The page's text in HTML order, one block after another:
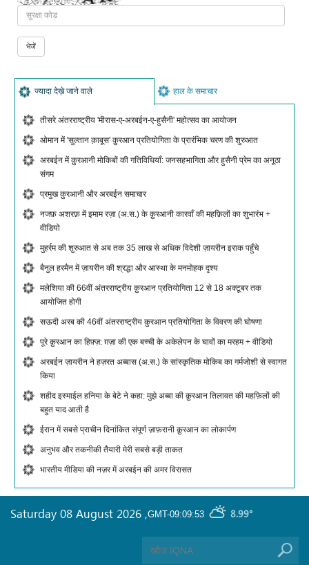
ज्यादा देख़े जाने वाले हाल के समाचार
तीसरे अंतरराष्ट्रीय 'मीरास-ए-अरबईन-ए-हुसैनी' महोत्सव का आयोजन
ओमान में 'सुल्तान क़ाबूस' क़ुरआन प्रतियोगिता के प्रारंभिक चरण की शुरुआत
अरबईन में क़ुरआनी मोकिबों की गतिविधियाँ: जनसहभागिता और हुसैनी प्रेम का अनूठा
संगम
प्रमुख क़ुरआनी और अरबईन समाचार
नजफ़ अशरफ़ में इमाम रज़ा (अ.स.) के क़ुरआनी कारवाँ की महफ़िलों का शुभारंभ +
वीडियो
मुहर्रम की शुरुआत से अब तक 35 लाख से अधिक विदेशी ज़ायरीन इराक पहुँचे
बैनुल हरमैन में ज़ायरीन की श्रद्धा और आस्था के मनमोहक दृश्य
मलेशिया की 66वीं अंतरराष्ट्रीय क़ुरआन प्रतियोगिता 12 से 18 अक्टूबर तक
आयोजित होगी
सऊदी अरब की 46वीं अंतरराष्ट्रीय क़ुरआन प्रतियोगिता के विवरण की घोषणा
पूरे क़ुरआन का हिफ़्ज़: ग़ज़ा की एक बच्ची के अकेलेपन के घावों का मरहम + वीडियो
अरबईन ज़ायरीन ने हज़रत अब्बास (अ.स.) के सांस्कृतिक मोकिब का गर्मजोशी से स्वागत
किया
शहीद इस्माईल हनिया के बेटे ने कहा: मुझे अब्बा की क़ुरआन तिलावत की महफ़िलों की
बहुत याद आती है
ईरान में सबसे प्राचीन दिनांकित संपूर्ण ज़ाफ़रानी क़ुरआन का लोकार्पण
अनुभव और तकनीकी तैयारी मेरी सबसे बड़ी ताकत
भारतीय मीडिया की नज़र में अरबईन की अमर विरासत
GMT-09:09:53 8.99°
Saturday 08 August 2026 ,